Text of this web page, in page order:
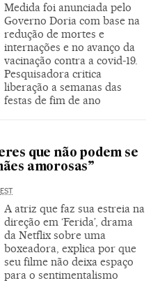
Medida foi anunciada pelo
Governo Doria com base na
redução de mortes e
internações e no avanço da
vacinação contra a covid-19.
Pesquisadora critica
liberação a semanas das
festas de fim de ano
que não podem se
amorosas”
EST
A atriz que faz sua estreia na
direção em ‘Ferida’, drama
da Netflix sobre uma
boxeadora, explica por que
seu filme não deixa espaço
para o sentimentalismo